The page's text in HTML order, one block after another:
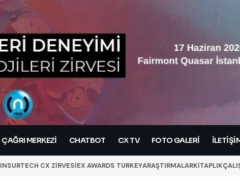
ÇAĞRI MERKEZI CHATBOT CX TV FOTO GALERİ
INSURTECH CX ZİRVESİEX AWARDS TURKEYARAŞTIRMALARKİTAPLIK